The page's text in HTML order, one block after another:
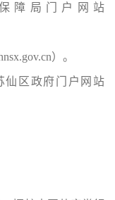
障局门户网站
）。
仙区政府门户网站